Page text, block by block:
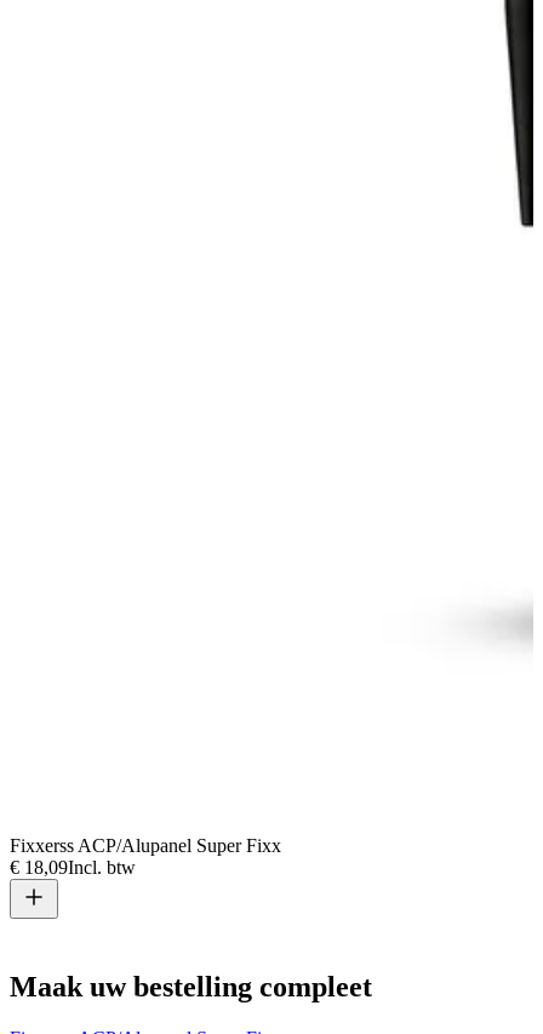
Fixxerss ACP/Alupanel Super Fixx
€ 18,09Incl. btw
Maak uw bestelling compleet